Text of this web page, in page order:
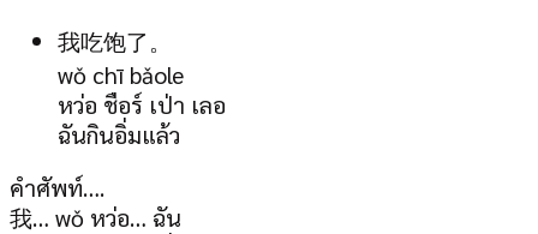
我吃饱了。
wǒ chī bǎole
หว่อ ชือร์ เป่า เลอ
ฉันกินอิ่มแล้ว
คำศัพท์….
我… wǒ หว่อ… ฉัน